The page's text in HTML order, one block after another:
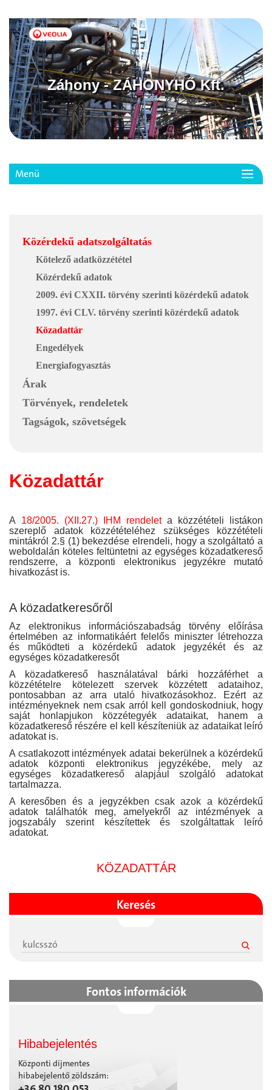
Záhony - ZÁHONYHŐ Kft.
Menü
Közérdekű adatszolgáltatás
Kötelező adatközzététel
Közérdekű adatok
2009. évi CXXII. törvény szerinti közérdekű adatok
1997. évi CLV. törvény szerinti közérdekű adatok
Közadattár
Engedélyek
Energiafogyasztás
Árak
Törvények, rendeletek
Tagságok, szövetségek
Közadattár
A 18/2005. (XII.27.) IHM rendeleta közzétételi listákon
szereplő adatok közzétételéhez szükséges közzétételi
mintákról 2.§ (1) bekezdése elrendeli, hogy a szolgáltató a
weboldalán köteles feltüntetni az egységes közadatkereső
rendszerre, a központi elektronikus jegyzékre mutató
hivatkozást is.
A közadatkeresőről
Az elektronikus információszabadság törvény előírása
értelmében az informatikáért felelős miniszter létrehozza
és működteti a közérdekű adatok jegyzékét és az
egységes közadatkeresőt
A közadatkereső használatával bárki hozzáférhet a
közzétételre kötelezett szervek közzétett adataihoz,
pontosabban az arra utaló hivatkozásokhoz. Ezért az
intézményeknek nem csak arról kell gondoskodniuk, hogy
saját honlapjukon közzétegyék adataikat, hanem a
közadatkereső részére el kell készíteniük az adataikat leíró
adatokat is.
A csatlakozott intézmények adatai bekerülnek a közérdekű
adatok központi elektronikus jegyzékébe, mely az
egységes közadatkereső alapjául szolgáló adatokat
tartalmazza.
A keresőben és a jegyzékben csak azok a közérdekű
adatok találhatók meg, amelyekről az intézmények a
jogszabály szerint készítettek és szolgáltattak leíró
adatokat.
KÖZADATTÁR
Keresés
Fontos információk
Hibabejelentés
Központi díjmentes
hibabejelentő zöldszám: